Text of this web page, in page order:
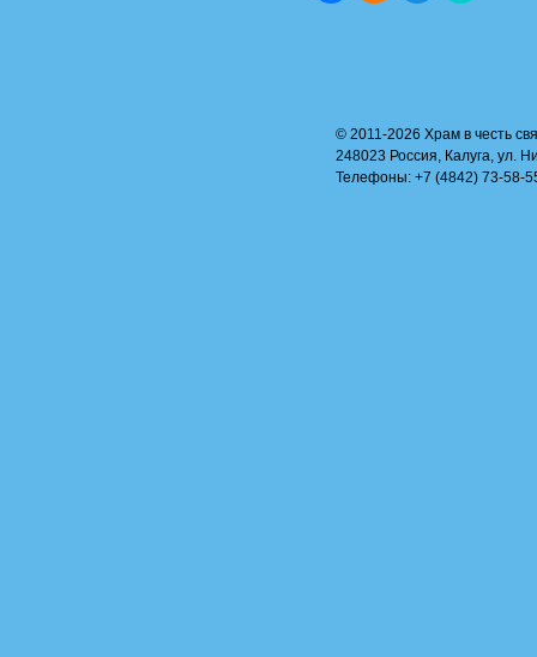
© 2011-2026 Храм в честь
248023 Россия, Калуга, ул.
Телефоны: +7 (4842) 73-58-